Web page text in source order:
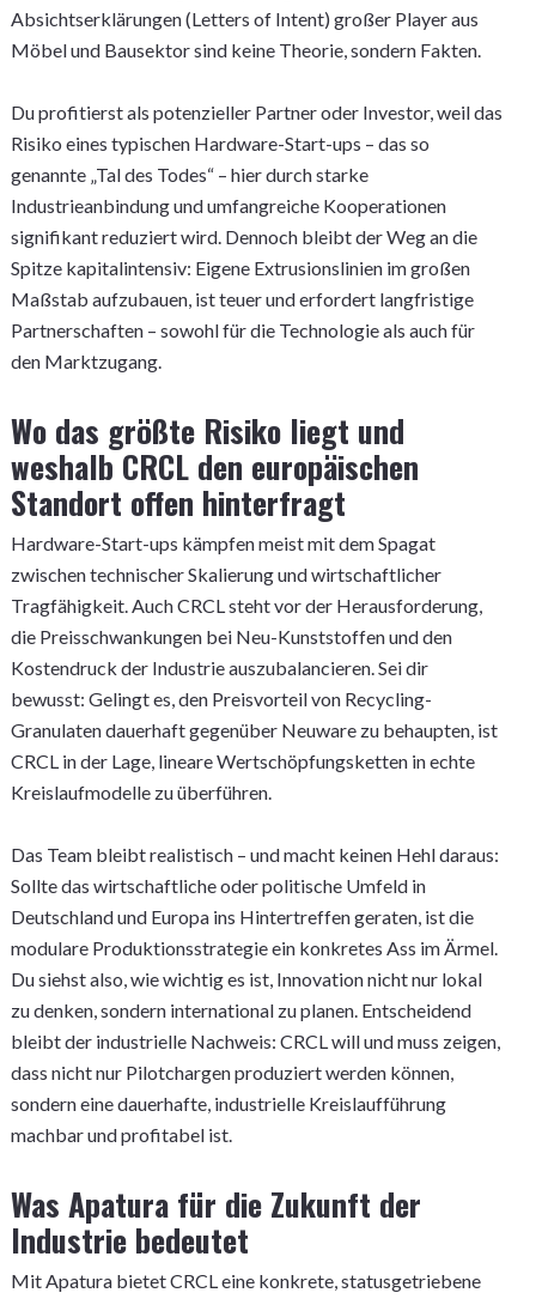
Absichtserklärungen (Letters of Intent) großer Player aus
Möbel und Bausektor sind keine Theorie, sondern Fakten.
Du profitierst als potenzieller Partner oder Investor, weil das
Risiko eines typischen Hardware-Start-ups – das so
genannte „Tal des Todes“ – hier durch starke
Industrieanbindung und umfangreiche Kooperationen
signifikant reduziert wird. Dennoch bleibt der Weg an die
Spitze kapitalintensiv: Eigene Extrusionslinien im großen
Maßstab aufzubauen, ist teuer und erfordert langfristige
Partnerschaften – sowohl für die Technologie als auch für
den Marktzugang.
Wo das größte Risiko liegt und
weshalb CRCL den europäischen
Standort offen hinterfragt
Hardware-Start-ups kämpfen meist mit dem Spagat
zwischen technischer Skalierung und wirtschaftlicher
Tragfähigkeit. Auch CRCL steht vor der Herausforderung,
die Preisschwankungen bei Neu-Kunststoffen und den
Kostendruck der Industrie auszubalancieren. Sei dir
bewusst: Gelingt es, den Preisvorteil von Recycling-
Granulaten dauerhaft gegenüber Neuware zu behaupten, ist
CRCL in der Lage, lineare Wertschöpfungsketten in echte
Kreislaufmodelle zu überführen.
Das Team bleibt realistisch – und macht keinen Hehl daraus:
Sollte das wirtschaftliche oder politische Umfeld in
Deutschland und Europa ins Hintertreffen geraten, ist die
modulare Produktionsstrategie ein konkretes Ass im Ärmel.
Du siehst also, wie wichtig es ist, Innovation nicht nur lokal
zu denken, sondern international zu planen. Entscheidend
bleibt der industrielle Nachweis: CRCL will und muss zeigen,
dass nicht nur Pilotchargen produziert werden können,
sondern eine dauerhafte, industrielle Kreislaufführung
machbar und profitabel ist.
Was Apatura für die Zukunft der
Industrie bedeutet
Mit Apatura bietet CRCL eine konkrete, statusgetriebene